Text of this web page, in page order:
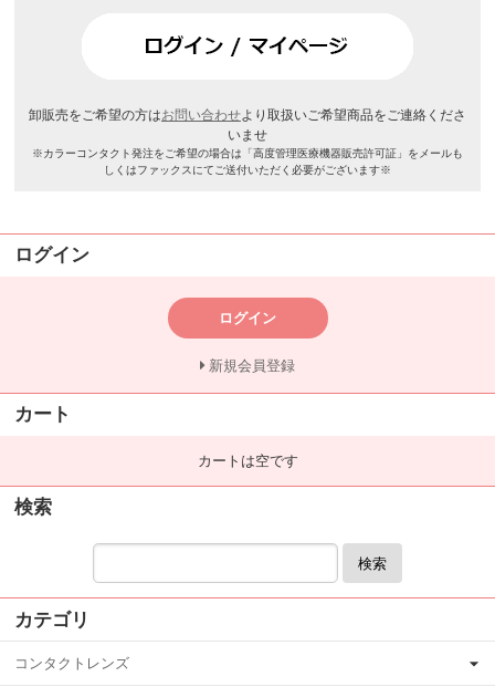
卸販売をご希望の方はお問い合わせより取扱いご希望商品をご連絡くださ
いませ
※カラーコンタクト発注をご希望の場合は「高度管理医療機器販売許可証」をメールも
しくはファックスにてご送付いただく必要がございます※
ログイン
ログイン
新規会員登録
カート
カートは空です
検索
検索
カテゴリ
コンタクトレンズ